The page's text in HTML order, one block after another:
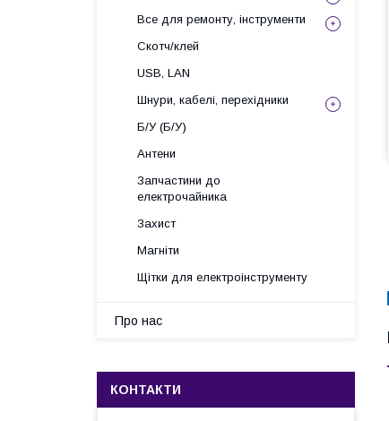
Все для ремонту, інструменти
Скотч/клей
USB, LAN
Шнури, кабелі, перехідники
Б/У (Б/У)
Антени
Запчастини до
електрочайника
Захист
Магніти
Щітки для електроінструменту
Про нас
КОНТАКТИ